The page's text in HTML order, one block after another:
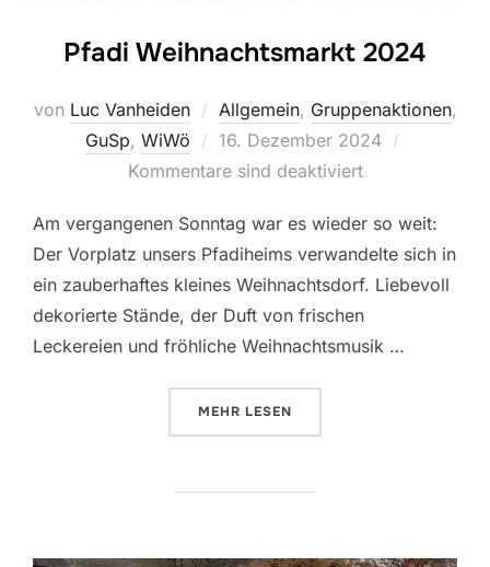
Pfadi Weihnachtsmarkt 2024
von Luc Vanheiden Allgemein, Gruppenaktionen,
GuSp, WiWö
Veröffentlicht
am
16. Dezember 2024
Kommentare sind deaktiviert
Am vergangenen Sonntag war es wieder so weit:
Der Vorplatz unsers Pfadiheims verwandelte sich in
ein zauberhaftes kleines Weihnachtsdorf. Liebevoll
dekorierte Stände, der Duft von frischen
Leckereien und fröhliche Weihnachtsmusik …
MEHR ÜBER “PFADI
LESEN